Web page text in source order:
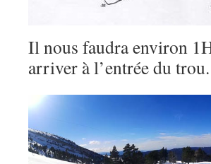
Il nous faudra environ
arriver à l’entrée du trou.